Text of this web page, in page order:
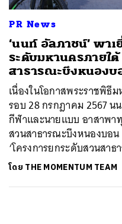
PR News
‘นนท์ อัลภาชน์’ พา
ระดับมหานครภายใต้
สาธารณะบึงหนองบ
เนื่องในโอกาสพระราชพิธี
รอบ 28 กรกฎาคม 2567
กีฬาและนายแบบ อาสาพา
สวนสาธารณะบึงหนองบอ
‘โครงการยกระดับสวนสา
โดย THE MOMENTUM TEAM